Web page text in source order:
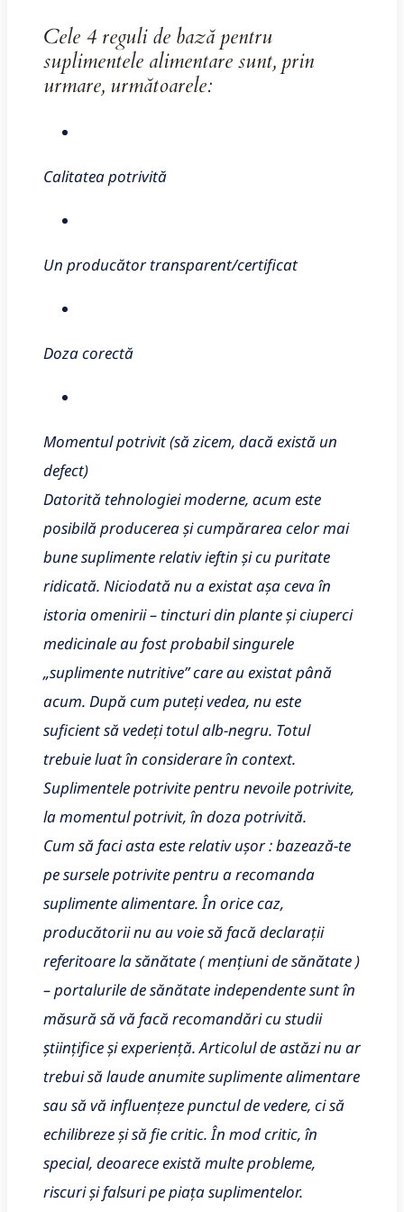
Cele 4 reguli de bază pentru
suplimentele alimentare sunt, prin
urmare, următoarele:
Calitatea potrivită
Un producător transparent/certificat
Doza corectă
Momentul potrivit (să zicem, dacă există un
defect)
Datorită tehnologiei moderne, acum este
posibilă producerea și cumpărarea celor mai
bune suplimente relativ ieftin și cu puritate
ridicată. Niciodată nu a existat așa ceva în
istoria omenirii – tincturi din plante și ciuperci
medicinale au fost probabil singurele
„suplimente nutritive” care au existat până
acum. După cum puteți vedea, nu este
suficient să vedeți totul alb-negru. Totul
trebuie luat în considerare în context.
Suplimentele potrivite pentru nevoile potrivite,
la momentul potrivit, în doza potrivită.
Cum să faci asta este relativ ușor : bazează-te
pe sursele potrivite pentru a recomanda
suplimente alimentare. În orice caz,
producătorii nu au voie să facă declarații
referitoare la sănătate ( mențiuni de sănătate )
– portalurile de sănătate independente sunt în
măsură să vă facă recomandări cu studii
științifice și experiență. Articolul de astăzi nu ar
trebui să laude anumite suplimente alimentare
sau să vă influențeze punctul de vedere, ci să
echilibreze și să fie critic. În mod critic, în
special, deoarece există multe probleme,
riscuri și falsuri pe piața suplimentelor.